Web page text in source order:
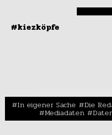
#kiezköpfe
In eigener Sache Die
Mediadaten